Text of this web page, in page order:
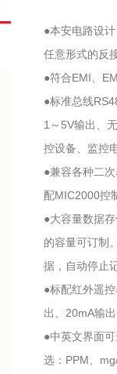
●本安电路设
任意形式的反
●符合EMI、
●标准总线
1～5V输出、
控设备、监控
●兼容各种二
配MIC2000控
●大容量数据
的容量可订制
据，自动停止
●标配红外遥
出、20mA输
●中英文界面
选：PPM、